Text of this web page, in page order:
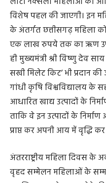
कार्यक्रम के दौरान बस्तर
लौटी नक्सली महिलाओं को
विशेष पहल की जाएगी। इन
के अंतर्गत छत्तीसगढ़ महिला
एक लाख रुपये तक का ऋण
ही मुख्यमंत्री श्री विष्णु देव साय
सखी मिलेट किट’ भी प्रदान
गांधी कृषि विश्वविद्यालय के
आधारित खाद्य उत्पादों के
प्राप्त कर अपनी आय में वृद्धि